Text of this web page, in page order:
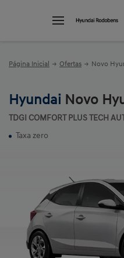
Página Inicial Ofertas Novo
Hyundai Novo
TDGI COMFORT PLUS TECH
Taxa zero